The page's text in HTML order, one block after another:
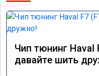
Чип тюнинг Haval
давайте шить